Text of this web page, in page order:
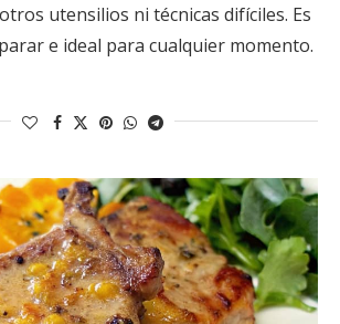
utensilios ni técnicas difíciles. Es
e ideal para cualquier momento.